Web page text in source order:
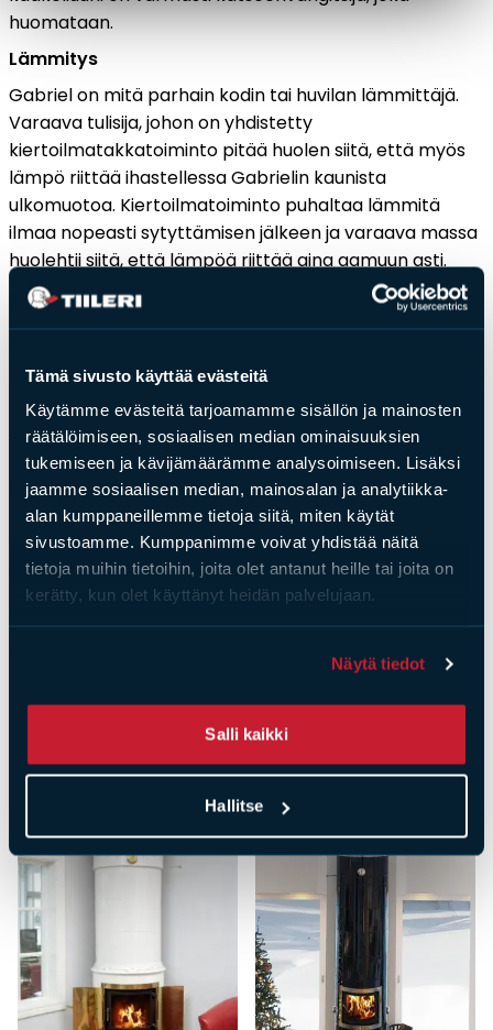
Tämä sivusto käyttää evästeitä
Käytämme evästeitä tarjoamamme sisällön ja mainosten
räätälöimiseen, sosiaalisen median ominaisuuksien
tukemiseen ja kävijämäärämme analysoimiseen. Lisäksi
jaamme sosiaalisen median, mainosalan ja analytiikka-
alan kumppaneillemme tietoja siitä, miten käytät
sivustoamme. Kumppanimme voivat yhdistää näitä
tietoja muihin tietoihin, joita olet antanut heille tai joita on
kerätty, kun olet käyttänyt heidän palvelujaan.
Näytä tiedot
Salli kaikki
Hallitse
huomataan.
Lämmitys
Gabriel on mitä parhain kodin tai huvilan lämmittäjä.
Varaava tulisija, johon on yhdistetty
kiertoilmatakkatoiminto pitää huolen siitä, että myös
lämpö riittää ihastellessa Gabrielin kaunista
ulkomuotoa. Kiertoilmatoiminto puhaltaa lämmitä
ilmaa nopeasti sytyttämisen jälkeen ja varaava massa
huolehtii siitä, että lämpöä riittää aina aamuun asti.
Kiertoilmatoimintoa voit tehostaa erikseen
hankittavalla puhaltimella.
Hieno kaakeliuuni myydään aina asennettuna. Koska
tuote on viimeisintä yksityiskohtaa myöden hiottu,
suosittelemme asennusta meidän kauttamme. Meidän
muurareillamme on kokemusta tarkasta kaakeleiden
asentamisesta ja saat asennustyölle takuun. Siksi
olemme päätyneet ratkaisuun, jossa myymme
tuotteen aina asennettuna. Lisäksi kauttamme saat
dokumentit kotitalousvähennystä varten, jos Gabriel
Saat­tai­sit ol­la kiin­nos­tu­nut
myös näis­tä